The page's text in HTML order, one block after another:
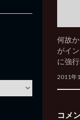
何故
がイ
に強
2011年
コメ